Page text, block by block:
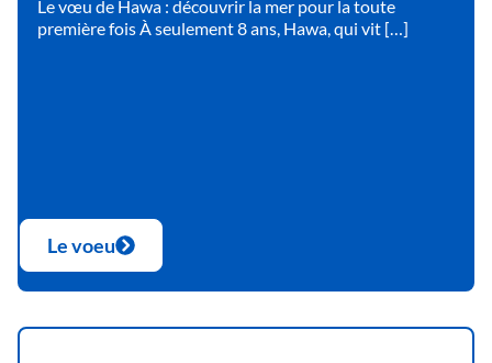
Le vœu de Hawa : découvrir la mer pour la toute
première fois À seulement 8 ans, Hawa, qui vit […]
Le voeu